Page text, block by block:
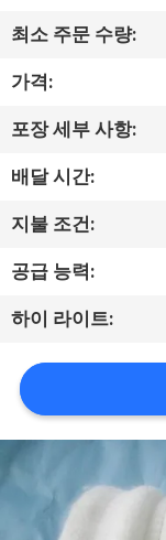
공
장
견
학
품
관
리
문
최소 주문 수량:
가격:
포장 세부 사항:
배달 시간:
지불 조건:
공급 능력:
하이 라이트: